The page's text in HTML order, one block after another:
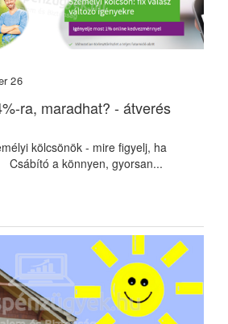
26
ra, maradhat? - átverés
kölcsönök - mire figyelj, ha
a könnyen, gyorsan...